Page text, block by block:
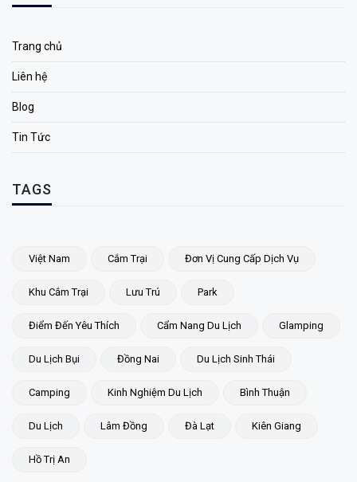
Trang chủ
Liên hệ
Blog
Tin Tức
TAGS
Việt Nam Cắm Trại Đơn Vị Cung Cấp Dịch Vụ
Khu Cắm Trại Lưu Trú Park
Điểm Đến Yêu Thích Cẩm Nang Du Lịch Glamping
Du Lịch Bụi Đồng Nai Du Lịch Sinh Thái
Camping Kinh Nghiệm Du Lịch Bình Thuận
Du Lịch Lâm Đồng Đà Lạt Kiên Giang
Hồ Trị An